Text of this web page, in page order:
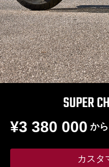
SUPER
から
¥3 380 000
カスタ